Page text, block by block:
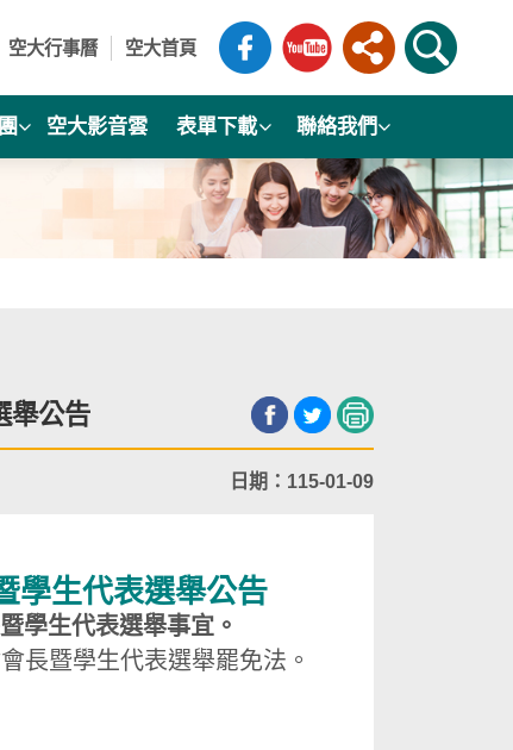
空大行事曆 空大首頁
空大影音雲 表單下載 聯絡我們
舉公告
日期：115-01-09
學生代表選舉公告
學生代表選舉事宜。
長暨學生代表選舉罷免法。